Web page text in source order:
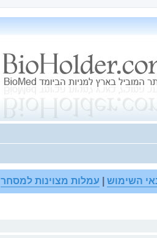
השימוש עמלות מצוינות למסחר